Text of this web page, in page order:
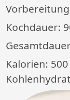
Kochdauer:
Kalorien: